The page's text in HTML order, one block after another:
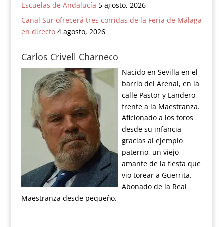
Escuelas de Andalucía 5 agosto, 2026
Canal Sur ofrecerá tres corridas de la Feria de Málaga
en directo 4 agosto, 2026
Carlos Crivell Charneco
Nacido en Sevilla en el
barrio del Arenal, en la
calle Pastor y Landero,
frente a la Maestranza.
Aficionado a los toros
desde su infancia
gracias al ejemplo
paterno, un viejo
amante de la fiesta que
vio torear a Guerrita.
Abonado de la Real
Maestranza desde pequeño.